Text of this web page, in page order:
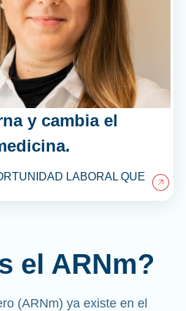
y cambia el
LABORAL QUE
el ARNm?
(ARNm) ya existe en el